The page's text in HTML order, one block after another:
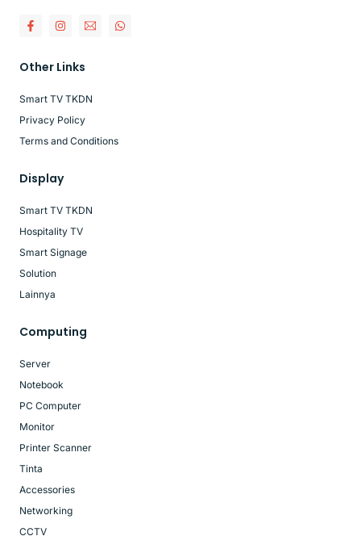
Other Links
Smart TV TKDN
Privacy Policy
Terms and Conditions
Display
Smart TV TKDN
Hospitality TV
Smart Signage
Solution
Lainnya
Computing
Server
Notebook
PC Computer
Monitor
Printer Scanner
Tinta
Accessories
Networking
CCTV